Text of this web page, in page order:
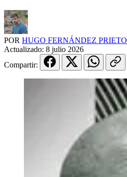
POR HUGO FERNÁNDEZ PRIETO
Actualizado: 8 julio 2026
Compartir: